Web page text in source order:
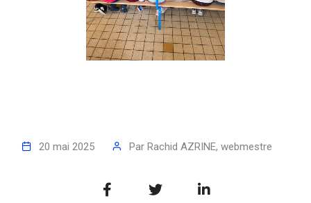
20 mai 2025 Par Rachid AZRINE, webmestre